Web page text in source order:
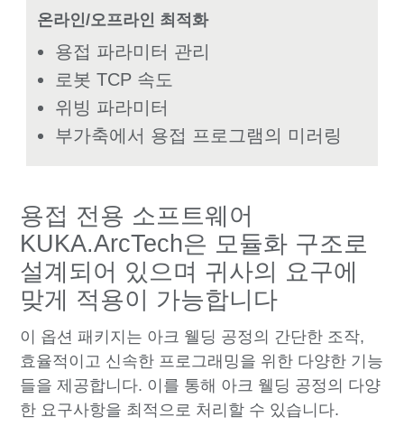
온라인/오프라인 최적화
용접 파라미터 관리
로봇 TCP 속도
위빙 파라미터
부가축에서 용접 프로그램의 미러링
용접 전용 소프트웨어
KUKA.ArcTech은 모듈화 구조로
설계되어 있으며 귀사의 요구에
맞게 적용이 가능합니다
이 옵션 패키지는 아크 웰딩 공정의 간단한 조작,
효율적이고 신속한 프로그래밍을 위한 다양한 기능
들을 제공합니다. 이를 통해 아크 웰딩 공정의 다양
한 요구사항을 최적으로 처리할 수 있습니다.